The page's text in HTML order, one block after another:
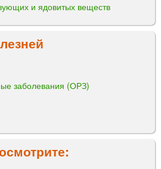
и ядовитых веществ
заболевания (ОРЗ)